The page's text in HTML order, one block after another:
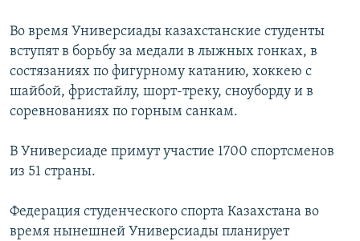
Во время Универсиады казахстанские студенты
вступят в борьбу за медали в лыжных гонках, в
состязаниях по фигурному катанию, хоккею с
шайбой, фристайлу, шорт-треку, сноуборду и в
соревнованиях по горным санкам.
В Универсиаде примут участие 1700 спортсменов
из 51 страны.
Федерация студенческого спорта Казахстана во
время нынешней Универсиады планирует